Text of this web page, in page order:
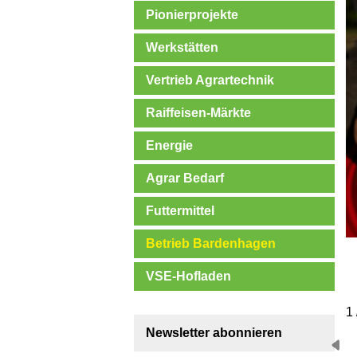
Pionierprojekte
Werkstätten
Vertrieb Agrartechnik
Raiffeisen-Märkte
Energie
Agrar Bedarf
Futtermittel
Betrieb Bardenhagen
VSE-Hofladen
Newsletter abonnieren
1